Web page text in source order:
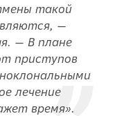
такой
—
— В плане
приступов
лечение
время».